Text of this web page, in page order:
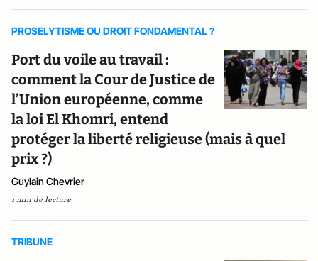
PROSELYTISME OU DROIT FONDAMENTAL ?
Port du voile au travail :
comment la Cour de Justice de
l’Union européenne, comme
la loi El Khomri, entend
protéger la liberté religieuse (mais à quel
prix ?)
Guylain Chevrier
1 min de lecture
TRIBUNE